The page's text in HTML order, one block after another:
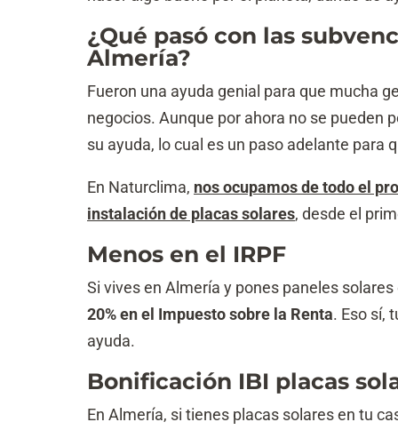
¿Qué pasó con las
Almería?
Fueron una ayuda genial para que mucha
negocios. Aunque por ahora no se pueden
su ayuda, lo cual es un paso adelante para
En Naturclima, nos ocupamos de todo el
instalación de placas solares, desde el
Menos en el IRPF
Si vives en Almería y pones paneles
20% en el Impuesto sobre la Renta. Eso sí,
ayuda.
Bonificación IBI placas
En Almería, si tienes placas solares en tu